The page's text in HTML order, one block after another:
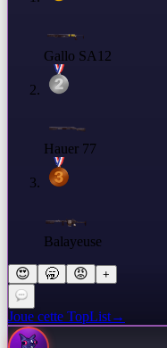
Gallo SA12
Hauer 77
Balayeuse
😍 🥱 😡 +
Joue cette TopList→